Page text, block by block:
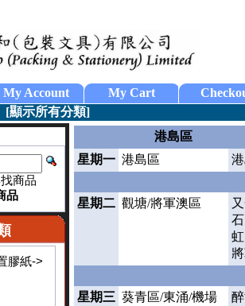
My Account My Cart
顯示所有分類]
商品
品
膠紙->
港島區
星期一 港島區
星期二 觀塘/將軍澳區
星期三 葵青區/東涌/機場